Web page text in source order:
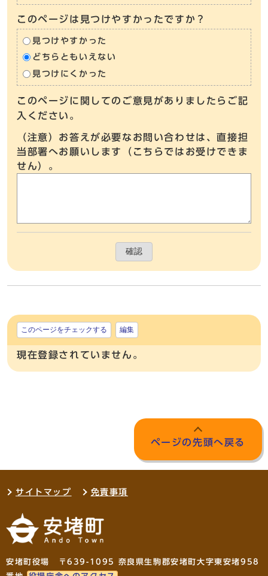
このページは見つけやすかったですか？
見つけやすかった
どちらともいえない
見つけにくかった
このページに関してのご意見がありましたらご記
入ください。
（注意）お答えが必要なお問い合わせは、直接担
当部署へお願いします（こちらではお受けできま
せん）。
確認
このページをチェックする 編集
現在登録されていません。
ページの先頭へ戻る
サイトマップ 免責事項
安堵町役場 〒639-1095 奈良県生駒郡安堵町大字東安堵958